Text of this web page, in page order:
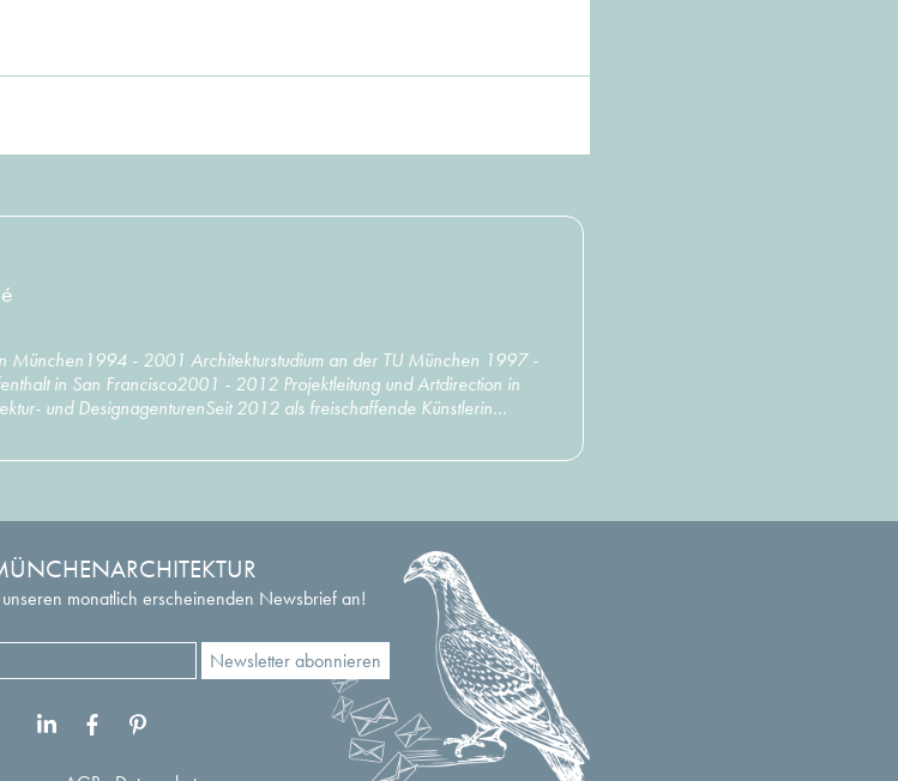
München1994 - 2001 Architekturstudium an der TU München 1997 -
in San Francisco2001 - 2012 Projektleitung und Artdirection in
und DesignagenturenSeit 2012 als freischaffende Künstlerin...
monatlich erscheinenden Newsbrief an!